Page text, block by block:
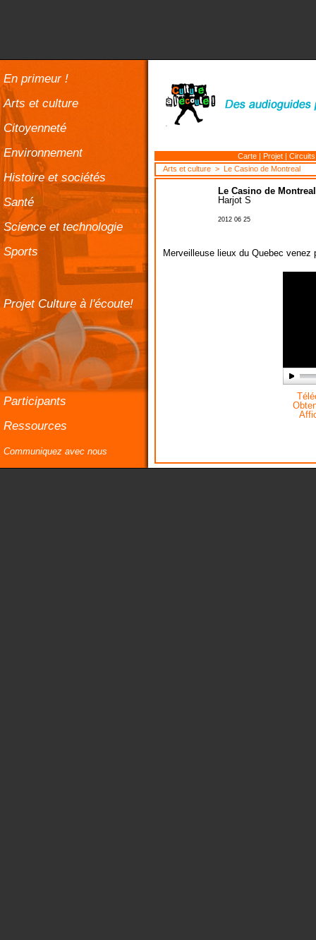
En primeur !
Arts et culture
Citoyenneté
Environnement
Histoire et sociétés
Santé
Science et technologie
Sports
Projet Culture à l'écoute!
Participants
Ressources
Communiquez avec nous
Carte | Projet |
Arts et culture > Le Casino de Montreal
Le Casino de Montreal
Harjot S
2012 06 25
Merveilleuse lieux du Quebec venez